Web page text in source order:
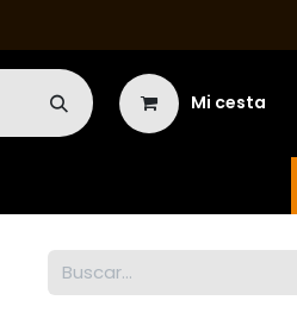
Mi cesta